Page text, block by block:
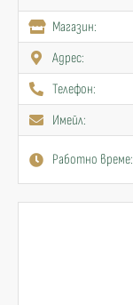
Mагазин:
Адрес:
Телефон:
Имейл:
Работно време: